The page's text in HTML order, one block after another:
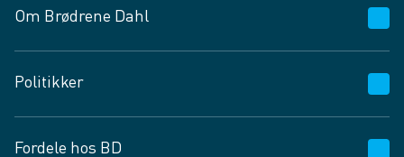
Om Brødrene Dahl
Vagttelefon 30 10 89 89
Spørgsmål og svar
Job og karriere
Politikker
Fordele hos BD